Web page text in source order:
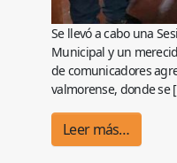
Se llevó a cabo una
Municipal y un
de comunicadores
valmorense, donde se
Leer más…